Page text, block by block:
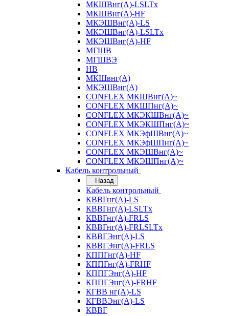
МКШВнг(A)-LSLTx
МКШВнг(А)-HF
МКЭШВнг(А)-LS
МКЭШВнг(A)-LSLTx
МКЭШВнг(А)-HF
МГШВ
МГШВЭ
НВ
МКШвнг(А)
МКЭШВнг(А)
CONFLEX МКШВнг(А)~
CONFLEX МКШПнг(А)~
CONFLEX МКЭКШВнг(А)~
CONFLEX МКЭКШПнг(А)~
CONFLEX МКЭфШВнг(А)~
CONFLEX МКЭфШПнг(А)~
CONFLEX МКЭШВнг(А)~
CONFLEX МКЭШПнг(А)~
Кабель контрольный
Назад
Кабель контрольный
КВВГнг(А)-LS
КВВГнг(А)-LSLTx
КВВГнг(А)-FRLS
КВВГнг(А)-FRLSLTx
КВВГЭнг(А)-LS
КВВГЭнг(А)-FRLS
КППГнг(А)-HF
КППГнг(А)-FRHF
КППГЭнг(А)-HF
КППГЭнг(А)-FRHF
КГВВ нг(А)-LS
КГВВЭнг(А)-LS
КВВГ